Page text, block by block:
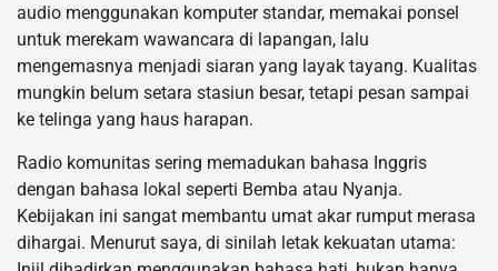
audio menggunakan komputer standar, memakai ponsel
untuk merekam wawancara di lapangan, lalu
mengemasnya menjadi siaran yang layak tayang. Kualitas
mungkin belum setara stasiun besar, tetapi pesan sampai
ke telinga yang haus harapan.
Radio komunitas sering memadukan bahasa Inggris
dengan bahasa lokal seperti Bemba atau Nyanja.
Kebijakan ini sangat membantu umat akar rumput merasa
dihargai. Menurut saya, di sinilah letak kekuatan utama: